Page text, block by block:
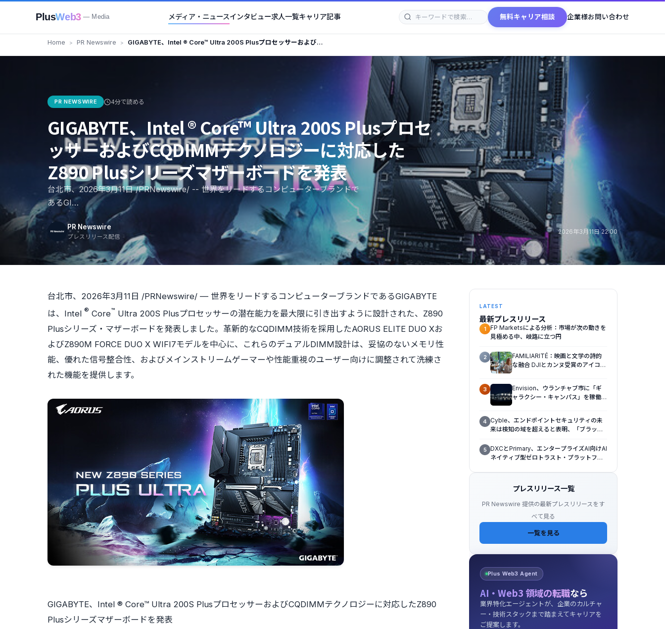
PlusWeb3 — Media メディア・ニュースインタビュー求人一覧キャリア記事 無料キャリア相談 企業様お問い合わせ
Home PR Newswire
GIGABYTE、Intel ® Core™ Ultra 200S Plusプロセッサーおよび
PR NEWSWIRE 4分で読める
GIGABYTE、Intel ® Core™ Ultra 200S Plusプロセ
ッサーおよびCQDIMMテクノロジーに対応した
Z890 Plusシリーズマザーボードを発表
台北市、2026年3月11日 /PRNewswire/ -- 世界をリードするコンピューターブランドで
あるGI…
PR Newswire
プレスリリース配信
2026年3月11日 22:00
台北市、2026年3月11日 /PRNewswire/ — 世界をリードするコンピューターブランドであるGIGABYTE
は、Intel ® Core™ Ultra 200S Plusプロセッサーの潜在能力を最大限に引き出すように設計された、Z890
Plusシリーズ ・ マザーボードを発表しました。革新的なCQDIMM技術を採用したAORUS ELITE DUO Xお
よびZ890M FORCE DUO X WIFI7モデルを中心に、これらのデュアルDIMM設計は、妥協のないメモリ性
能、優れた信号整合性、およびメインストリームゲーマーや性能重視のユーザー向けに調整されて洗練さ
れた機能を提供します。
GIGABYTE、Intel ® Core™ Ultra 200S PlusプロセッサーおよびCQDIMMテクノロジーに対応したZ890
Plusシリーズマザーボードを発表
LATEST
最新プレスリリース
1
FP Marketsによる分析：市場が次の動きを
見極める中、岐路に立つ円
2
FAMILIARITÉ：映画と文学の詩的
な融合 DJIとカンヌ受賞のアイコ
— 全編Osmo Pocket 4Pで撮影
3
Envision、ウランチャブ市に「ギ
ャラクシー・キャンパス」を稼働さ
4 Cyble、エンドポイントセキュリティの未
来は検知の域を超えると表明、「ブラック
2026）」で「Titan」の次なる進化形を発
表
5 DXCとPrimary、エンタープライズAI向けAI
ネイティブ型ゼロトラスト・プラットフォ
プレスリリース一覧
PR Newswire 提供の最新プレスリリースをす
べて見る
一覧を見る
Plus Web3 Agent
AI・Web3 領域の転職なら
業界特化エージェントが、企業のカルチャ
ー・技術スタックまで踏まえてキャリアを
ご提案します。